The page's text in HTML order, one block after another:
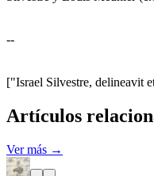
--
["Israel Silvestre, delineavit
Artículos
Ver más →